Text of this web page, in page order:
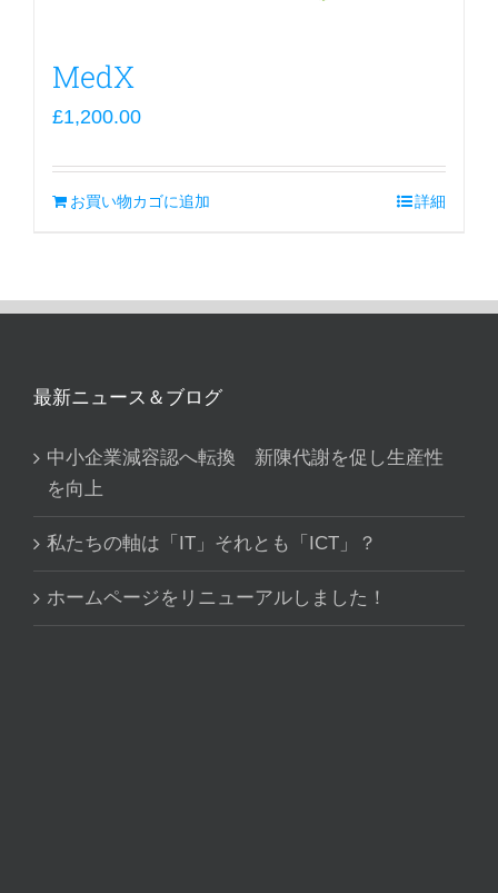
MedX
£1,200.00
お買い物カゴに追加 詳細
最新ニュース＆ブログ
中小企業減容認へ転換 新陳代謝を促し生産性
を向上
私たちの軸は「IT」それとも「ICT」？
ホームページをリニューアルしました！